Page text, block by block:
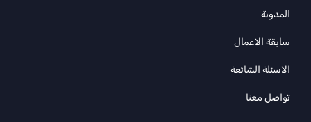
المدونة
سابقة الاعمال
الاسئلة الشائعة
تواصل معنا